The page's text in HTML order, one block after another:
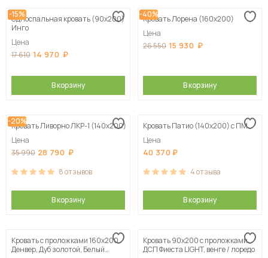
-15%
Односпальная кровать (90х200)
Инго
Цена
17 610 14 970
В корзину
-40%
Кровать Лорена (160х200)
Цена
26 550 15 930
В корзину
-20%
Кровать Ливорно ЛКР-1 (140х200)
Цена
35 990 28 790
8отзывов
В корзину
Кровать Патио (140х200) с ПМ
Цена
40 370
4отзыва
В корзину
Кровать с проложками 160х200
Денвер, Дуб золотой, Белый
Кровать 90х200 с проложками
ДСП Фиеста LIGHT, венге / лоредо